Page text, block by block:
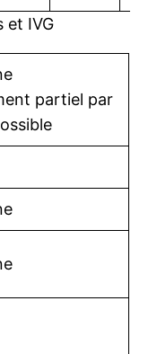
et IVG
partiel par